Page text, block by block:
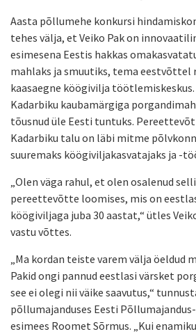
Aasta põllumehe konkursi
tehes välja, et Veiko Pak on
esimesena Eestis hakkas
mahlaks ja smuutiks, tema eestvõttel
kaasaegne köögivilja
Kadarbiku kaubamärgiga
tõusnud üle Eesti tuntuks.
Kadarbiku talu on läbi mitme
suuremaks köögiviljakasvatajaks ja -
„Olen väga rahul, et olen osalenud
pereettevõtte loomises, mis on
köögiviljaga juba 30 aastat,“ ütles
vastu võttes.
„Ma kordan teiste varem välja öeldud
Pakid ongi pannud eestlasi värsket
see ei olegi nii väike saavutus,“
põllumajanduses Eesti
esimees Roomet Sõrmus. „Kui